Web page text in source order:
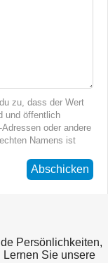
zu, dass der Wert
und öffentlich
oder andere
Namens ist
Abschicken
Persönlichkeiten,
Sie unsere